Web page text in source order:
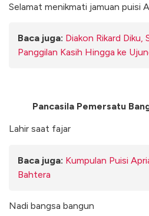
Selamat menikmati jamuan puisi
Baca juga: Diakon Rikard Diku,
Panggilan Kasih Hingga ke
Pancasila Pemersatu
Lahir saat fajar
Baca juga: Kumpulan Puisi
Bahtera
Nadi bangsa bangun